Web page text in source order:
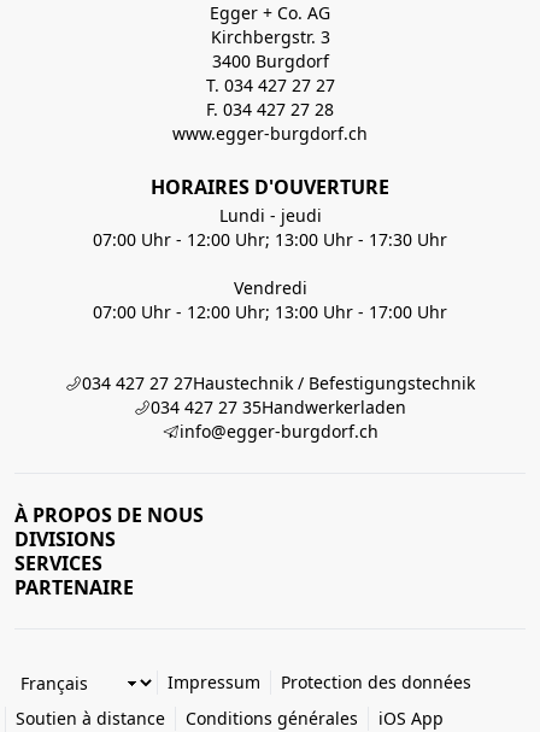
Egger + Co. AG
Kirchbergstr. 3
3400 Burgdorf
T. 034 427 27 27
F. 034 427 27 28
www.egger-burgdorf.ch
HORAIRES D'OUVERTURE
Lundi - jeudi
07:00 Uhr - 12:00 Uhr; 13:00 Uhr - 17:30 Uhr
Vendredi
07:00 Uhr - 12:00 Uhr; 13:00 Uhr - 17:00 Uhr
034 427 27 27Haustechnik / Befestigungstechnik
034 427 27 35Handwerkerladen
info@egger-burgdorf.ch
À PROPOS DE NOUS
DIVISIONS
SERVICES
PARTENAIRE
Impressum
Protection des données
Soutien à distance
Conditions générales
iOS App